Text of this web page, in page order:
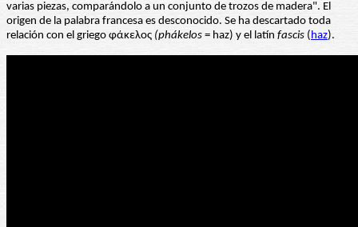
varias piezas, comparándolo a un conjunto de trozos de madera". El
origen de la palabra francesa es desconocido. Se ha descartado toda
relación con el griego φάκελος (phákelos = haz) y el latín fascis (haz).